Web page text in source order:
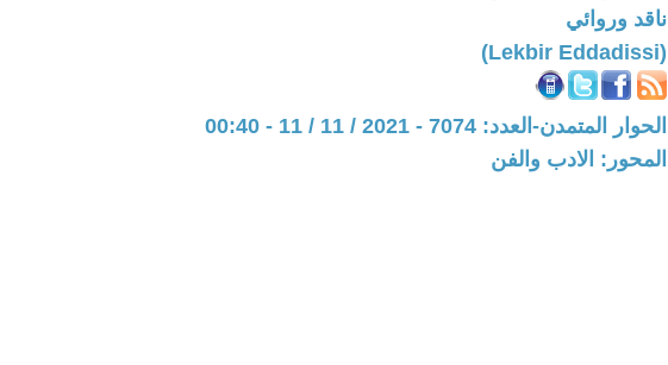
ناقد وروائي
(Lekbir Eddadissi)
الحوار المتمدن-العدد: 7074 - 2021 / 11 / 11 - 00:40
المحور: الادب والفن